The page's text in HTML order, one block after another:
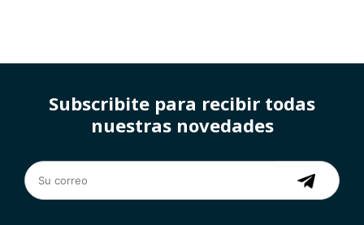
Subscribite para recibir todas
nuestras novedades